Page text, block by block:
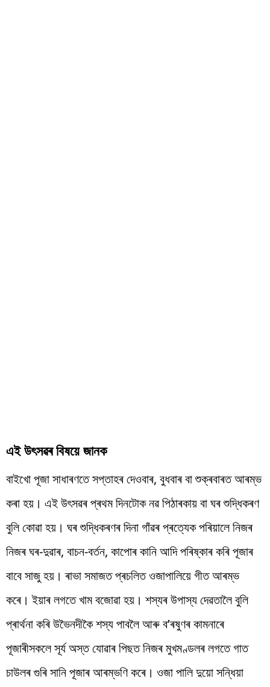
এই উৎসৱৰ বিষয়ে জানক
বাইখো পূজা সাধাৰণতে সপ্তাহৰ দেওবাৰ, বুধবাৰ বা শুক্ৰবাৰত আৰম্ভ
কৰা হয়। এই উৎসৱৰ প্ৰথম দিনটোক নৱ পিঠাৰকায় বা ঘৰ শুদ্ধিকৰণ
বুলি কোৱা হয়। ঘৰ শুদ্ধিকৰণৰ দিনা গাঁৱৰ প্ৰত্যেক পৰিয়ালে নিজৰ
নিজৰ ঘৰ-দুৱাৰ, বাচন-বৰ্তন, কাপোৰ কানি আদি পৰিষ্কাৰ কৰি পূজাৰ
বাবে সাজু হয়। ৰাভা সমাজত প্ৰচলিত ওজাপালিয়ে গীত আৰম্ভ
কৰে। ইয়াৰ লগতে খাম বজোৱা হয়। শস্যৰ উপাস্য দেৱতালৈ বুলি
প্ৰাৰ্থনা কৰি উভৈনদীকৈ শস্য পাবলৈ আৰু ব’ৰষুণৰ কামনাৰে
পূজাৰীসকলে সূৰ্য অস্ত যোৱাৰ পিছত নিজৰ মুখমণ্ডলৰ লগতে গাত
চাউলৰ গুৰি সানি পূজাৰ আৰম্ভণি কৰে। ওজা পালি দুয়ো সন্ধিয়া